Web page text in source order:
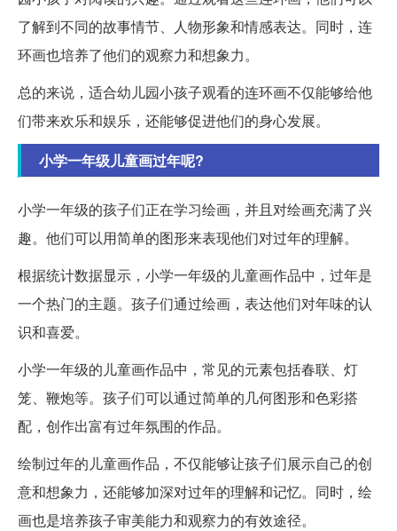
了解到不同的故事情节、人物形象和情感表达。同时，连
环画也培养了他们的观察力和想象力。
总的来说，适合幼儿园小孩子观看的连环画不仅能够给他
们带来欢乐和娱乐，还能够促进他们的身心发展。
小学一年级儿童画过年呢?
小学一年级的孩子们正在学习绘画，并且对绘画充满了兴
趣。他们可以用简单的图形来表现他们对过年的理解。
根据统计数据显示，小学一年级的儿童画作品中，过年是
一个热门的主题。孩子们通过绘画，表达他们对年味的认
识和喜爱。
小学一年级的儿童画作品中，常见的元素包括春联、灯
笼、鞭炮等。孩子们可以通过简单的几何图形和色彩搭
配，创作出富有过年氛围的作品。
绘制过年的儿童画作品，不仅能够让孩子们展示自己的创
意和想象力，还能够加深对过年的理解和记忆。同时，绘
画也是培养孩子审美能力和观察力的有效途径。